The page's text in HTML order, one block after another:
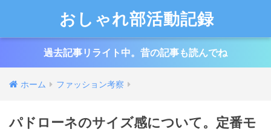
おしゃれ部活動記録
過去記事リライト中。昔の記事も読んでね
ホーム ファッション考察
パドローネのサイズ感について。定番モ